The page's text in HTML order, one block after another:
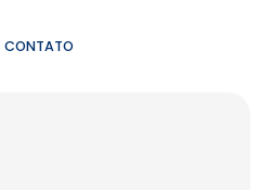
CONTATO